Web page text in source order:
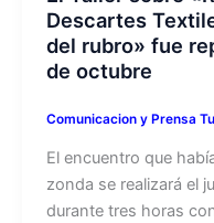
Descartes
del rubro» fue
de octubre
Comunicacion y Prensa
El encuentro que
zonda se realizará el
durante tres horas